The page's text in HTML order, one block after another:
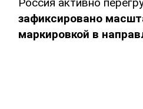
зафиксировано
маркировкой в